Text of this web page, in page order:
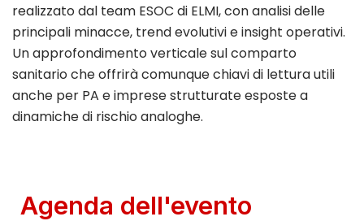
realizzato dal team ESOC di ELMI, con analisi delle
principali minacce, trend evolutivi e insight operativi.
Un approfondimento verticale sul comparto
sanitario che offrirà comunque chiavi di lettura utili
anche per PA e imprese strutturate esposte a
dinamiche di rischio analoghe.
Agenda dell'evento